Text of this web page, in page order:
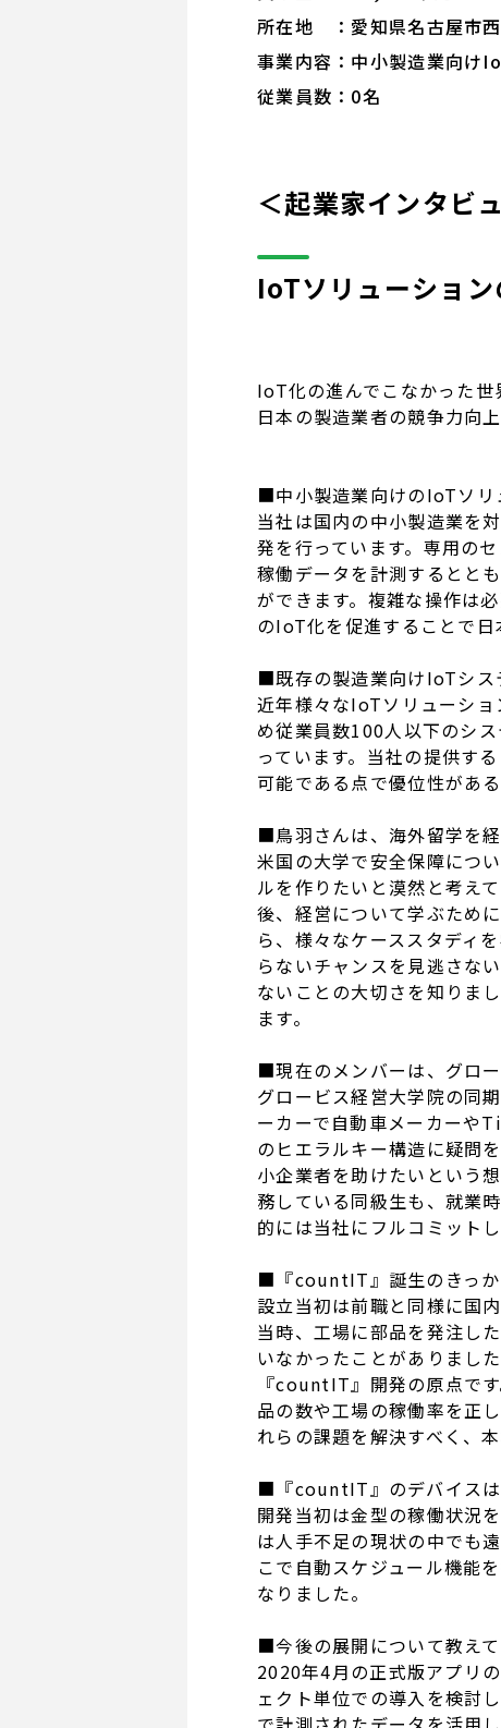
所在地 ：愛知県名古屋市
事業内容：中小製造業向け
従業員数：0名
＜起業家インタビ
IoTソリューショ
IoT化の進んでこなかった
日本の製造業者の競争力向
■中小製造業向けのIoTソリ
当社は国内の中小製造業を
発を行っています。専用の
稼働データを計測するとと
ができます。複雑な操作は
のIoT化を促進することで日
■既存の製造業向けIoTシス
近年様々なIoTソリューシ
め従業員数100人以下のシ
っています。当社の提供す
可能である点で優位性がある
■鳥羽さんは、海外留学を
米国の大学で安全保障につ
ルを作りたいと漠然と考え
後、経営について学ぶため
ら、様々なケーススタディ
らないチャンスを見逃さな
ないことの大切さを知りま
ます。
■現在のメンバーは、グロ
グロービス経営大学院の同
ーカーで自動車メーカーや
のヒエラルキー構造に疑問
小企業者を助けたいという
務している同級生も、就業
的には当社にフルコミット
■『countIT』誕生のきっか
設立当初は前職と同様に国
当時、工場に部品を発注し
いなかったことがありまし
『countIT』開発の原点で
品の数や工場の稼働率を正
れらの課題を解決すべく、
■『countIT』のデバイスは
開発当初は金型の稼働状況
は人手不足の現状の中でも
こで自動スケジュール機能
なりました。
■今後の展開について教えて
2020年4月の正式版アプリ
ェクト単位での導入を検討